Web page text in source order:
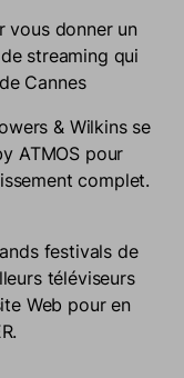
vous donner un
streaming qui
Cannes
& Wilkins se
ATMOS pour
complet.
festivals de
téléviseurs
Web pour en